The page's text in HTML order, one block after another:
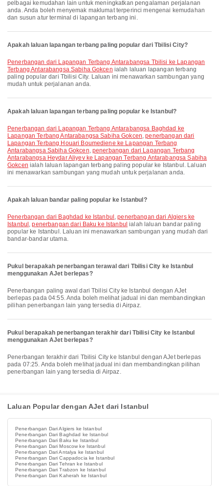
pelbagai kemudahan lain untuk meningkatkan pengalaman perjalanan
anda. Anda boleh menyemak maklumat terperinci mengenai kemudahan
dan susun atur terminal di lapangan terbang ini.
Apakah laluan lapangan terbang paling popular dari Tbilisi City?
penerbangan dari Lapangan Terbang Antarabangsa Tbilisi ke Lapangan
Terbang Antarabangsa Sabiha Gokcen ialah laluan lapangan terbang
paling popular dari Tbilisi City. Laluan ini menawarkan sambungan yang
mudah untuk perjalanan anda.
Apakah laluan lapangan terbang paling popular ke Istanbul?
penerbangan dari Lapangan Terbang Antarabangsa Baghdad ke
Lapangan Terbang Antarabangsa Sabiha Gokcen,penerbangan dari
Lapangan Terbang Houari Boumediene ke Lapangan Terbang
Antarabangsa Sabiha Gokcen, penerbangan dari Lapangan Terbang
Antarabangsa Heydar Aliyev ke Lapangan Terbang Antarabangsa Sabiha
Gokcen ialah laluan lapangan terbang paling popular ke Istanbul. Laluan
ini menawarkan sambungan yang mudah untuk perjalanan anda.
Apakah laluan bandar paling popular ke Istanbul?
penerbangan dari Baghdad ke Istanbul ,penerbangan dari Algiers ke
Istanbul ,penerbangan dari Baku ke Istanbul ialah laluan bandar paling
popular ke Istanbul. Laluan ini menawarkan sambungan yang mudah dari
bandar-bandar utama.
Pukul berapakah penerbangan terawal dari Tbilisi City ke Istanbul
menggunakan AJet berlepas?
Penerbangan paling awal dari Tbilisi City ke Istanbul dengan AJet
berlepas pada 04:55. Anda boleh melihat jadual ini dan membandingkan
pilihan penerbangan lain yang tersedia di Airpaz.
Pukul berapakah penerbangan terakhir dari Tbilisi City ke Istanbul
menggunakan AJet berlepas?
Penerbangan terakhir dari Tbilisi City ke Istanbul dengan AJet berlepas
pada 07:25. Anda boleh melihat jadual ini dan membandingkan pilihan
penerbangan lain yang tersedia di Airpaz.
Laluan Popular dengan AJet dari Istanbul
Penerbangan Dari Algiers ke Istanbul
Penerbangan Dari Baghdad ke Istanbul
Penerbangan Dari Baku ke Istanbul
Penerbangan Dari Moscow ke Istanbul
Penerbangan Dari Antalya ke Istanbul
Penerbangan Dari Cappadocia ke Istanbul
Penerbangan Dari Tehran ke Istanbul
Penerbangan Dari Trabzon ke Istanbul
Penerbangan Dari Kaherah ke Istanbul